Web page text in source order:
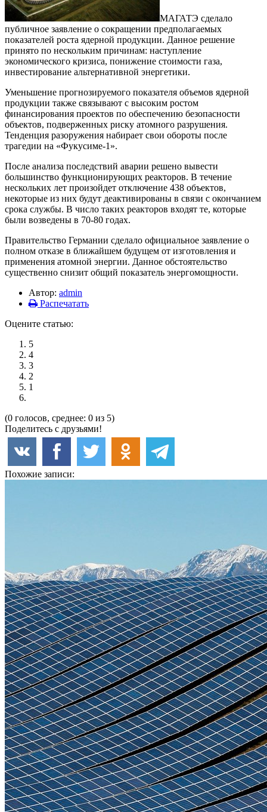
МАГАТЭ сделало
публичное заявление о сокращении предполагаемых
показателей роста ядерной продукции. Данное решение
принято по нескольким причинам: наступление
экономического кризиса, понижение стоимости газа,
инвестирование альтернативной энергетики.
Уменьшение прогнозируемого показателя объемов ядерной
продукции также связывают с высоким ростом
финансирования проектов по обеспечению безопасности
объектов, подверженных риску атомного разрушения.
Тенденция разоружения набирает свои обороты после
трагедии на «Фукусиме-1».
После анализа последствий аварии решено вывести
большинство функционирующих реакторов. В течение
нескольких лет произойдет отключение 438 объектов,
некоторые из них будут деактивированы в связи с окончанием
срока службы. В число таких реакторов входят те, которые
были возведены в 70-80 годах.
Правительство Германии сделало официальное заявление о
полном отказе в ближайшем будущем от изготовления и
применения атомной энергии. Данное обстоятельство
существенно снизит общий показатель энергомощности.
Автор: admin
Распечатать
Оцените статью:
5
4
3
2
1
(0 голосов, среднее: 0 из 5)
Поделитесь с друзьями!
Похожие записи: